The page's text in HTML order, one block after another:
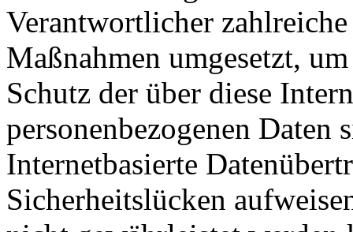
Verantwortlicher
Maßnahmen umgesetzt,
Schutz der über diese
personenbezogenen Daten
Internetbasierte
Sicherheitslücken